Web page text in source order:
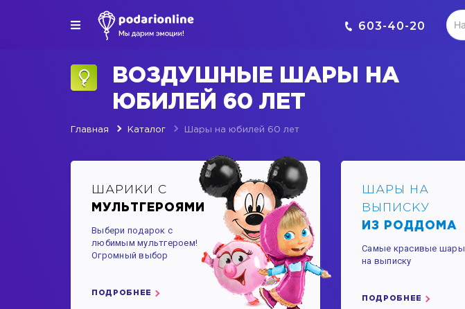
603-40-20
ВОЗДУШНЫЕ ШАРЫ НА
ЮБИЛЕЙ 60 ЛЕТ
Главная Каталог Шары на юбилей 60 лет
ШАРИКИ С
МУЛЬТГЕРОЯМИ
Выбери подарок с
любимым мультгероем!
Огромный выбор
ПОДРОБНЕЕ
ШАРЫ НА
ВЫПИСКУ
ИЗ РОДДОМА
Самые красивые шары
на выписку
ПОДРОБНЕЕ